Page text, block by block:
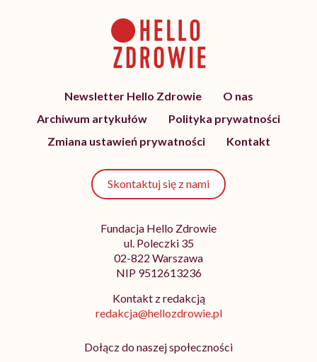
Newsletter Hello Zdrowie
O nas
Archiwum artykułów
Polityka prywatności
Zmiana ustawień prywatności
Kontakt
Skontaktuj się z nami
Fundacja Hello Zdrowie
ul. Poleczki 35
02-822 Warszawa
NIP 9512613236
Kontakt z redakcją
redakcja@hellozdrowie.pl
Dołącz do naszej społeczności